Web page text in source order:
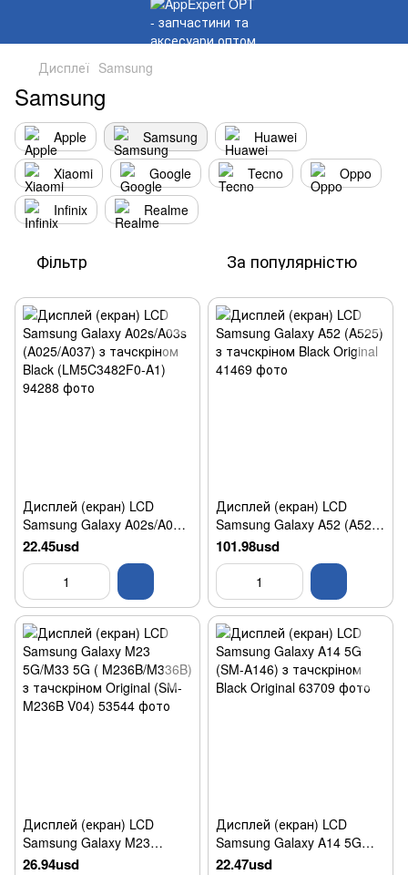
Дисплеї Samsung
Samsung
Apple Samsung
Huawei
Xiaomi
Google Tecno
Oppo
Infinix
Realme
Фільтр За популярністю
Дисплей (екран) LCD
Samsung Galaxy A02s/A03s
(A025/A037) з тачскріном
Black (LM5C3482F0-A1)
22.45usd
Дисплей (екран) LCD
Samsung Galaxy A52 (A525)
з тачскріном Black Original
101.98usd
Дисплей (екран) LCD
Samsung Galaxy M23
5G/M33 5G ( M236B/M336B)
26.94usd
Дисплей (екран) LCD
Samsung Galaxy A14 5G
(SM-A146) з тачскріном
22.47usd